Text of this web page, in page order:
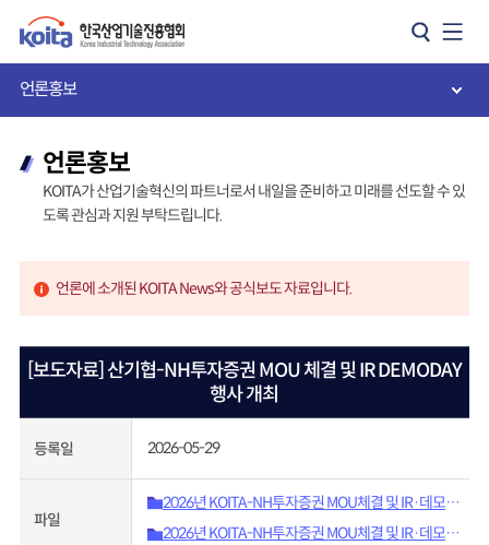
언론홍보
언론홍보
KOITA가 산업기술혁신의 파트너로서 내일을 준비하고 미래를 선도할 수 있
도록 관심과 지원 부탁드립니다.
언론에 소개된 KOITA News와 공식보도 자료입니다.
[보도자료] 산기협-NH투자증권 MOU 체결 및 IR DEMODAY
행사 개최
등록일 2026-05-29
파일
2026년 KOITA-NH투자증권 MOU체결 및 IR·데모데
이 개최 보도자료.hwpx
2026년 KOITA-NH투자증권 MOU체결 및 IR·데모데